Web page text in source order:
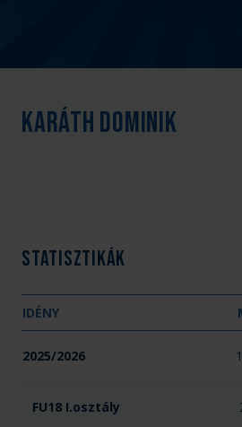
Karáth Dominik
Statisztikák
IDÉNY
2025/2026
FU18 I.osztály